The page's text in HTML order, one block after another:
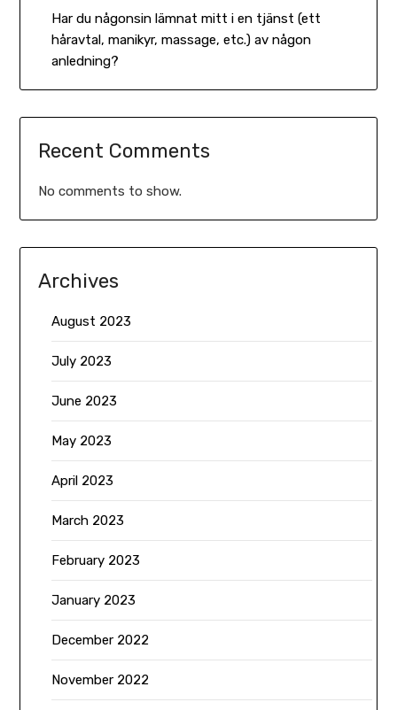
Har du någonsin lämnat mitt i en tjänst (ett
håravtal, manikyr, massage, etc.) av någon
anledning?
Recent Comments
No comments to show.
Archives
August 2023
July 2023
June 2023
May 2023
April 2023
March 2023
February 2023
January 2023
December 2022
November 2022